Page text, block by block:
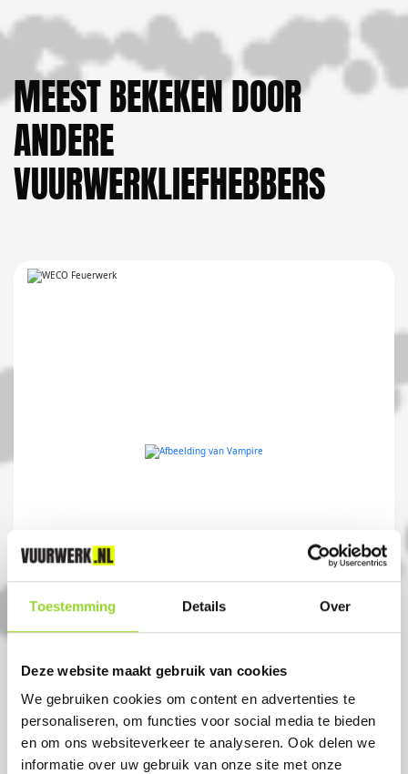
Toestemming Details Over
Deze website maakt gebruik van cookies
We gebruiken cookies om content en advertenties te
personaliseren, om functies voor social media te bieden
en om ons websiteverkeer te analyseren. Ook delen we
informatie over uw gebruik van onze site met onze
MEEST BEKEKEN DOOR
ANDERE
VUURWERKLIEFHEBBERS
VAMPIRE
Artikelnummer: DE7024
€ 14,99 € 11,99